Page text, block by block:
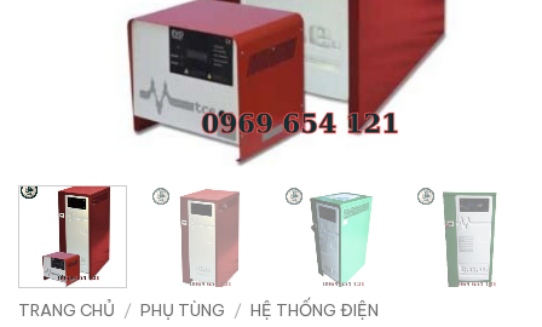
TRANG CHỦ / PHỤ TÙNG / HỆ THỐNG ĐIỆN